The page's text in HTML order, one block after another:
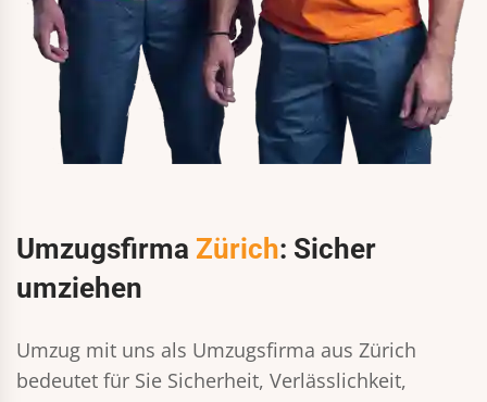
Umzugsfirma Zürich: Sicher
umziehen
Umzug mit uns als Umzugsfirma aus Zürich
bedeutet für Sie Sicherheit, Verlässlichkeit,